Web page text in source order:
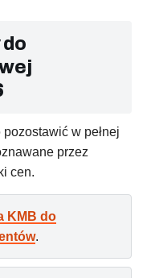
w pełnej
przez
cen.
KMB do
.